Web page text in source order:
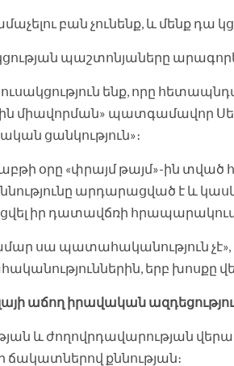
բան չունենք, և մենք դա
պաշտոնյաները
ենք, որը
միավորման» պատգամավոր
ցանկություն»։
օրը «փրայմ թայմ»-ին տված
արդարացված է և
իր դատավճռի
սա պատահականություն չէ»,
երբ խոսքը
աճող իրավական
և ժողովրդավարության
ճակատներով քննության։